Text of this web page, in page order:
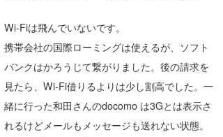
Wi-Fiは飛んでいないです。
携帯会社の国際ローミングは使えるが、ソフト
バンクはかろうじて繋がりました。後の請求を
見たら、Wi-Fi借りるよりは少し割高でした。一
緒に行った和田さんのdocomo は3Gとは表示さ
れるけどメールもメッセージも送れない状態。